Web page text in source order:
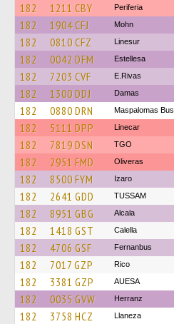
182 1211 CBY Periferia
182 1904 CFJ Mohn
182 0810 CFZ Linesur
182 0042 DFM Estellesa
182 7203 CVF E.Rivas
182 1300 DDJ Damas
182 0880 DRN Maspalomas Bus
182 5111 DPP Linecar
182 7819 DSN TGO
182 2951 FMD Oliveras
182 8500 FYM Izaro
182 2641 GDD TUSSAM
182 8951 GBG Alcala
182 1418 GST Calella
182 4706 GSF Fernanbus
182 7017 GZP Rico
182 3381 GZP AUESA
182 0035 GVW Herranz
182 3758 HCZ Llaneza